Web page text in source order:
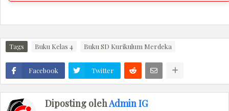
Tags Buku Kelas 4 Buku SD Kurikulum Merdeka
Facebook Twitter
Diposting olehAdmin IG